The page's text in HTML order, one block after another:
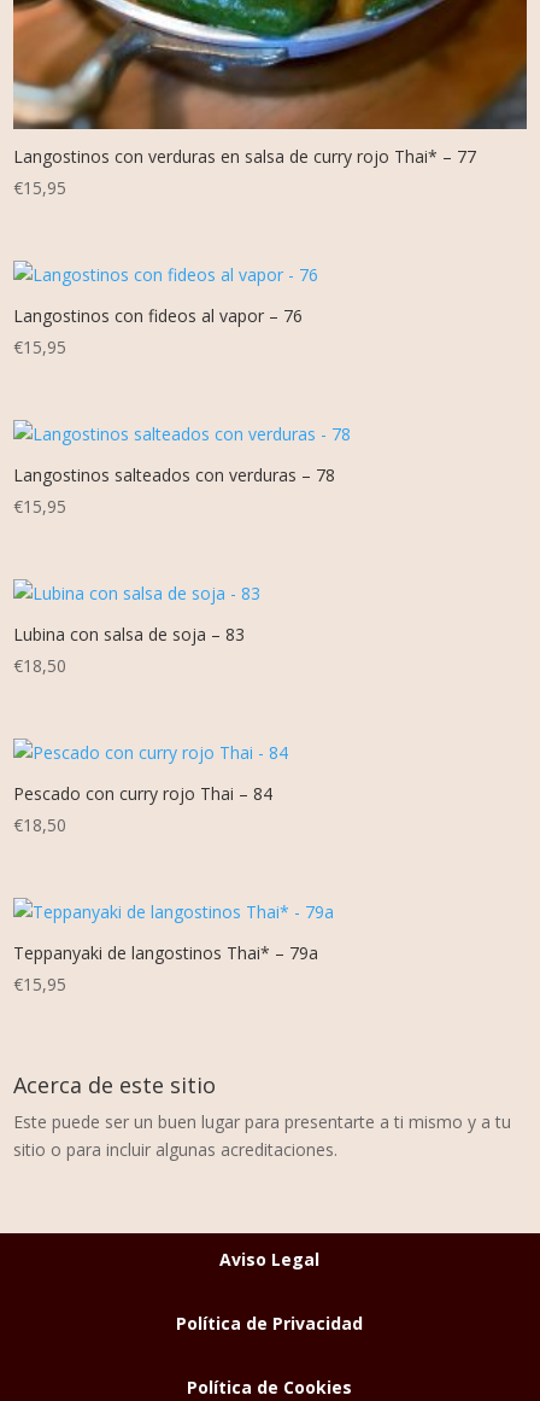
Langostinos con verduras en salsa de curry rojo Thai* – 77
€15,95
Langostinos con fideos al vapor – 76
€15,95
Langostinos salteados con verduras – 78
€15,95
Lubina con salsa de soja – 83
€18,50
Pescado con curry rojo Thai – 84
€18,50
Teppanyaki de langostinos Thai* – 79a
€15,95
Acerca de este sitio
Este puede ser un buen lugar para presentarte a ti mismo y a tu
sitio o para incluir algunas acreditaciones.
Aviso Legal
Política de Privacidad
Política de Cookies